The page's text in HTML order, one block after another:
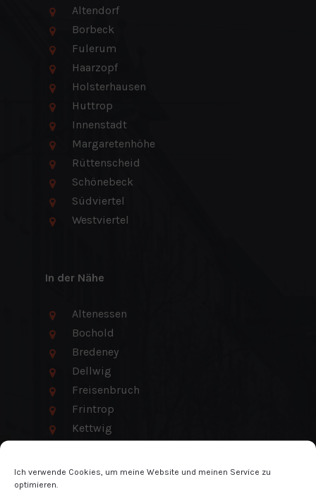
Ich verwende Cookies, um meine Website und meinen Service zu
optimieren.
Altendorf
Borbeck
Fulerum
Haarzopf
Holsterhausen
Huttrop
Innenstadt
Margaretenhöhe
Rüttenscheid
Schönebeck
Südviertel
Westviertel
In der Nähe
Altenessen
Bochold
Bredeney
Dellwig
Freisenbruch
Frintrop
Kettwig